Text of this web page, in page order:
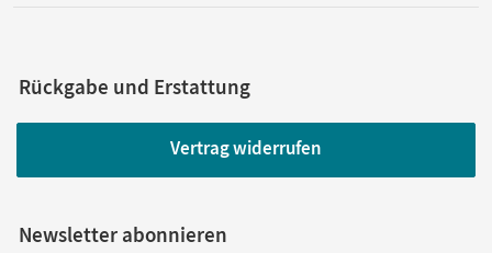
Rückgabe und Erstattung
Vertrag widerrufen
Newsletter abonnieren